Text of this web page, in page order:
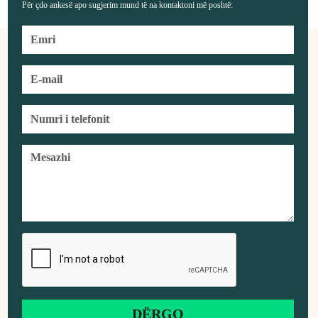
Për çdo ankesë apo sugjerim mund të na kontaktoni më poshtë: